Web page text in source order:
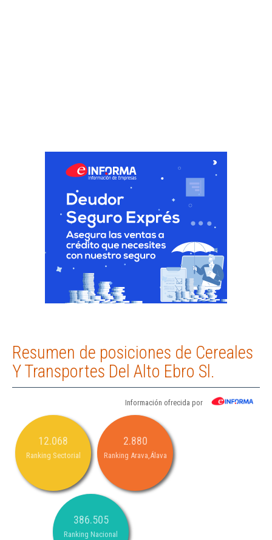
Resumen de posiciones de Cereales
Y Transportes Del Alto Ebro Sl.
Información ofrecida por
12.068
Ranking Sectorial
2.880
Ranking Arava,Álava
386.505
Ranking Nacional